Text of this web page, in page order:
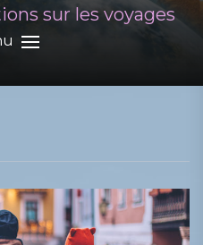
sur les voyages